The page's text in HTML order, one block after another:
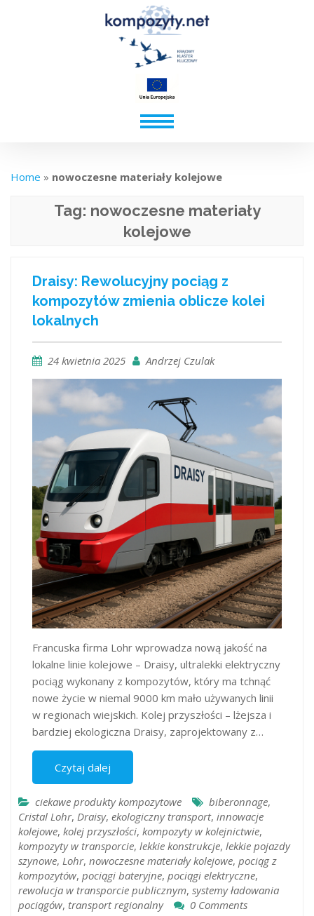
Home » nowoczesne materiały kolejowe
Tag: nowoczesne materiały
kolejowe
Draisy: Rewolucyjny pociąg z
kompozytów zmienia oblicze kolei
lokalnych
24 kwietnia 2025 Andrzej Czulak
Francuska firma Lohr wprowadza nową jakość na
lokalne linie kolejowe – Draisy, ultralekki elektryczny
pociąg wykonany z kompozytów, który ma tchnąć
nowe życie w niemal 9000 km mało używanych linii
w regionach wiejskich. Kolej przyszłości – lżejsza i
bardziej ekologiczna Draisy, zaprojektowany z…
Czytaj dalej
ciekawe produkty kompozytowe biberonnage,
Cristal Lohr, Draisy, ekologiczny transport, innowacje
kolejowe, kolej przyszłości, kompozyty w kolejnictwie,
kompozyty w transporcie, lekkie konstrukcje, lekkie pojazdy
szynowe, Lohr, nowoczesne materiały kolejowe, pociąg z
kompozytów, pociągi bateryjne, pociągi elektryczne,
rewolucja w transporcie publicznym, systemy ładowania
pociągów, transport regionalny 0 Comments